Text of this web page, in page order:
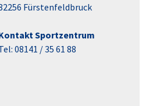
Fürstenfeldbruck
Sportzentrum
08141 / 35 61 88